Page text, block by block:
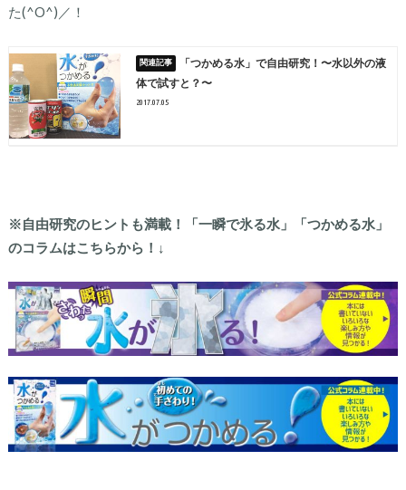
た(^O^)／！
「つかめる水」で自由研究！〜水以外の液
体で試すと？〜
2017.07.05
※自由研究のヒントも満載！「一瞬で氷る水」「つかめる水」
のコラムはこちらから！↓